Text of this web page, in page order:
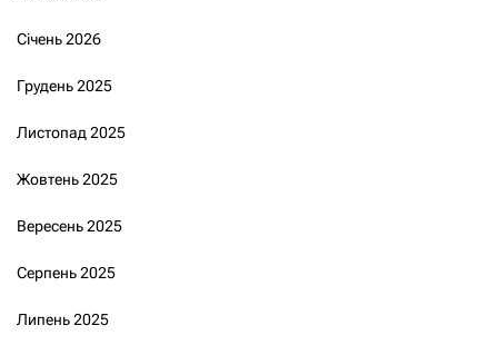
Січень 2026
Грудень 2025
Листопад 2025
Жовтень 2025
Вересень 2025
Серпень 2025
Липень 2025